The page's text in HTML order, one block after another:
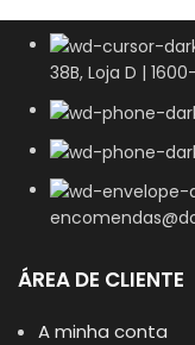
38B, Loja D |
ÁREA DE CLIENTE
A minha conta